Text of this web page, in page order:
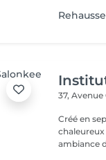
37,
Créé en
ambiance